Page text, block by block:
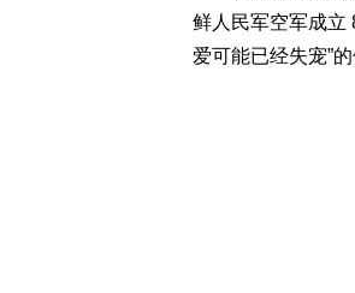
鲜人民军空军成立
爱可能已经失宠”的